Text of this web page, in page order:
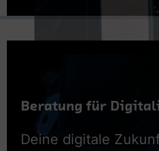
Beratung für
Deine digitale